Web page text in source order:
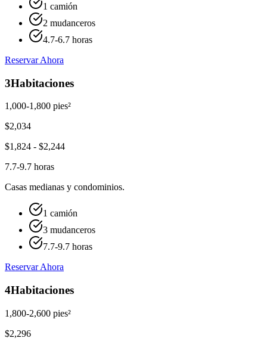
1 camión
2 mudanceros
4.7-6.7 horas
Reservar Ahora
3Habitaciones
1,000-1,800 pies²
$2,034
$1,824 - $2,244
7.7-9.7 horas
Casas medianas y condominios.
1 camión
3 mudanceros
7.7-9.7 horas
Reservar Ahora
4Habitaciones
1,800-2,600 pies²
$2,296